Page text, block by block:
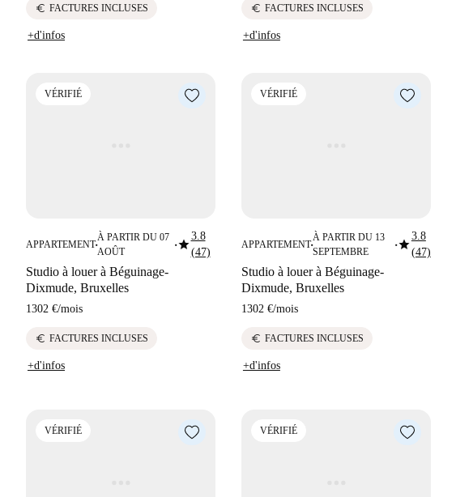
euro FACTURES INCLUSES
+d'infos
euro FACTURES INCLUSES
+d'infos
VÉRIFIÉ
APPARTEMENT■
À PARTIR DU 07
AOÛT
■star3.8
(47)
Studio à louer à Béguinage-
Dixmude, Bruxelles
1302 €/mois
euro FACTURES INCLUSES
+d'infos
VÉRIFIÉ
APPARTEMENT■
À PARTIR DU 13
SEPTEMBRE
■star3.8
(47)
Studio à louer à Béguinage-
Dixmude, Bruxelles
1302 €/mois
euro FACTURES INCLUSES
+d'infos
VÉRIFIÉ VÉRIFIÉ